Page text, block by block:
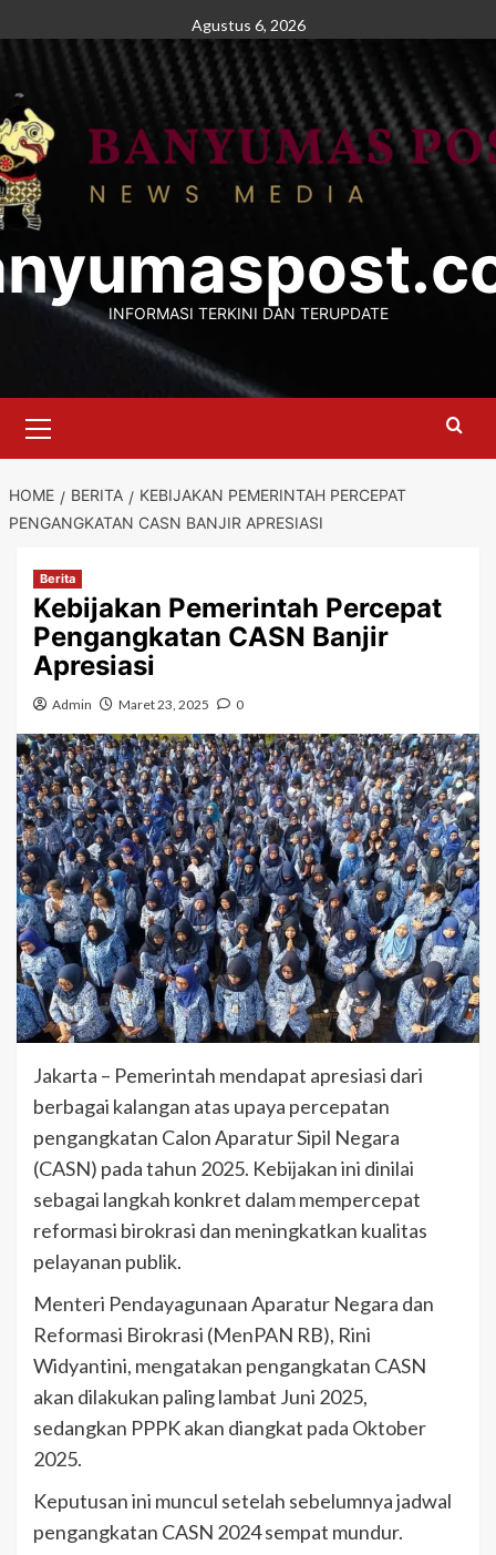
to
Agustus 6, 2026
INFORMASI TERKINI DAN TERUPDATE
Menu
HOME BERITA
KEBIJAKAN PEMERINTAH PERCEPAT
PENGANGKATAN CASN BANJIR APRESIASI
Berita
Kebijakan Pemerintah Percepat
Pengangkatan CASN Banjir
Apresiasi
Admin Maret 23, 2025 0
Jakarta – Pemerintah mendapat apresiasi dari
berbagai kalangan atas upaya percepatan
pengangkatan Calon Aparatur Sipil Negara
(CASN) pada tahun 2025. Kebijakan ini dinilai
sebagai langkah konkret dalam mempercepat
reformasi birokrasi dan meningkatkan kualitas
pelayanan publik.
Menteri Pendayagunaan Aparatur Negara dan
Reformasi Birokrasi (MenPAN RB), Rini
Widyantini, mengatakan pengangkatan CASN
akan dilakukan paling lambat Juni 2025,
sedangkan PPPK akan diangkat pada Oktober
2025.
Keputusan ini muncul setelah sebelumnya jadwal
pengangkatan CASN 2024 sempat mundur.